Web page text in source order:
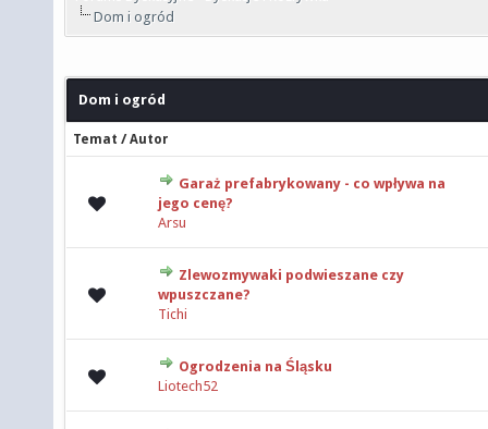
Dom i ogród
Dom i ogród
Temat /Autor
Garaż prefabrykowany - co wpływa na
jego cenę?
Arsu
0 głosów - średnia ocena: 0 na 5 gwiazdek
Zlewozmywaki podwieszane czy
wpuszczane?
Tichi
0 głosów - średnia ocena: 0 na 5 gwiazdek
Ogrodzenia na Śląsku
Liotech52
0 głosów - średnia ocena: 0 na 5 gwiazdek